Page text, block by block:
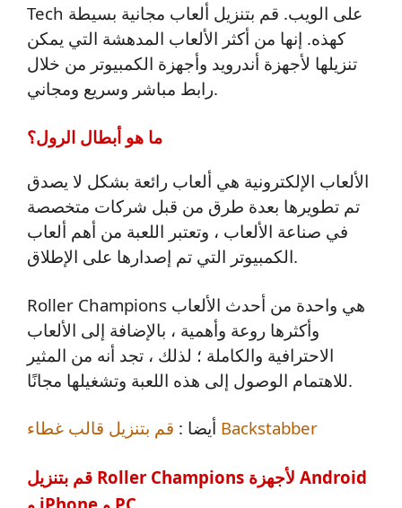
Tech على الويب. قم بتنزيل ألعاب مجانية بسيطة
كهذه. إنها من أكثر الألعاب المدهشة التي يمكن
تنزيلها لأجهزة أندرويد وأجهزة الكمبيوتر من خلال
رابط مباشر وسريع ومجاني.
ما هو أبطال الرول؟
الألعاب الإلكترونية هي ألعاب رائعة بشكل لا يصدق
تم تطويرها بعدة طرق من قبل شركات متخصصة
في صناعة الألعاب ، وتعتبر اللعبة من أهم ألعاب
الكمبيوتر التي تم إصدارها على الإطلاق.
Roller Champions هي واحدة من أحدث الألعاب
وأكثرها روعة وأهمية ، بالإضافة إلى الألعاب
الاحترافية والكاملة ؛ لذلك ، تجد أنه من المثير
للاهتمام الوصول إلى هذه اللعبة وتشغيلها مجانًا.
أيضا : قم بتنزيل قالب غطاء Backstabber
قم بتنزيل Roller Champions لأجهزة Android
و iPhone و PC